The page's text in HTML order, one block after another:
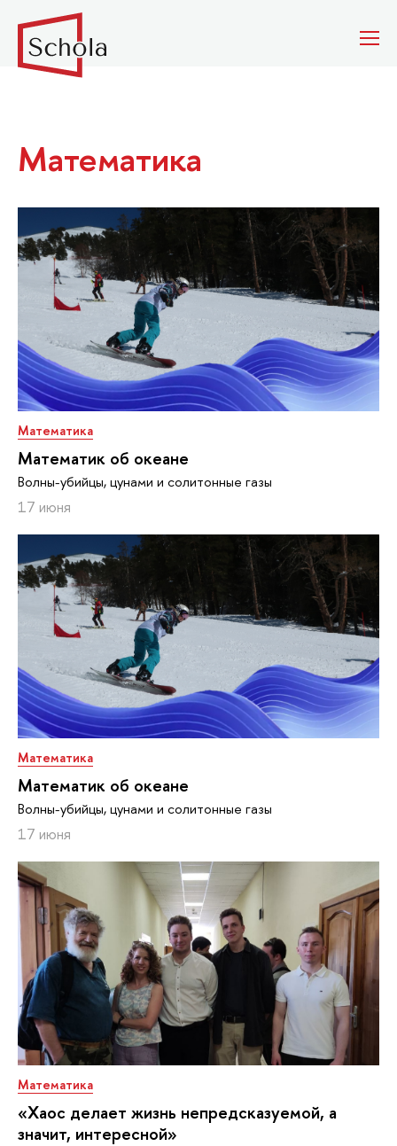
Математика
Математика
Математик об океане
Волны-убийцы, цунами и солитонные газы
17 июня
Математика
Математик об океане
Волны-убийцы, цунами и солитонные газы
17 июня
Математика
«Хаос делает жизнь непредсказуемой, а
значит, интересной»